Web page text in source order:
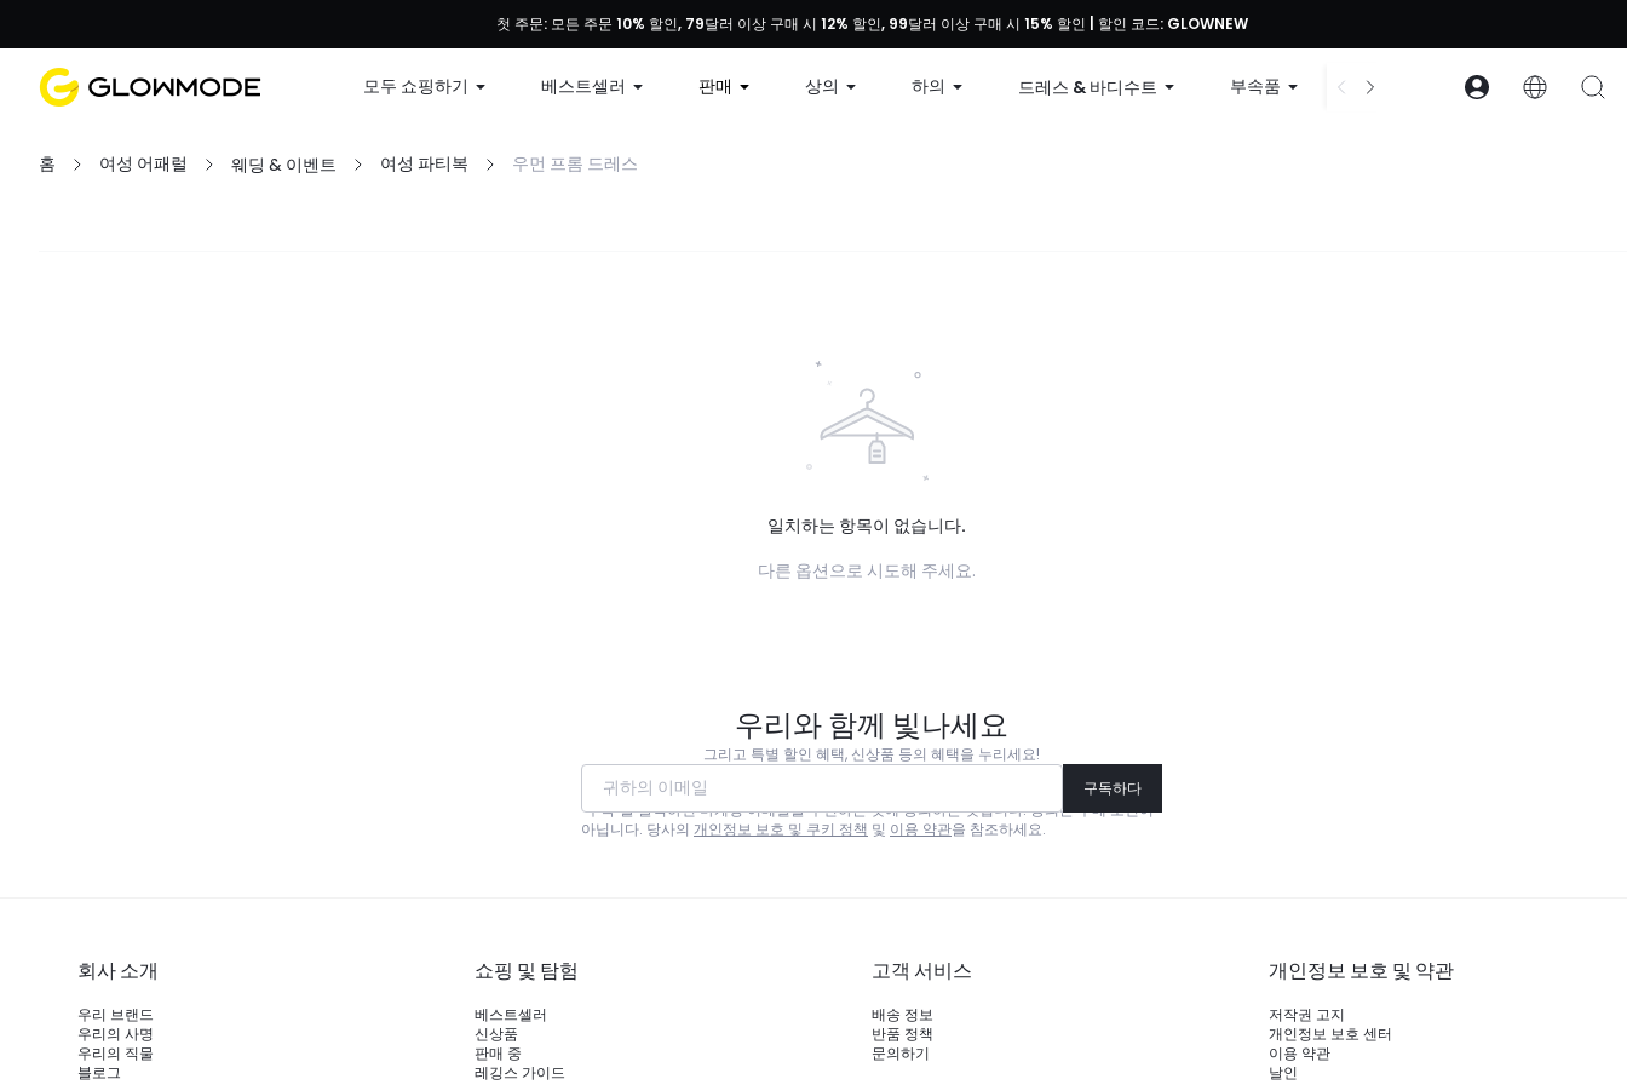
첫 주문: 모든 주문 10% 할인, 79달러 이상 구매 시 12% 할인, 99달러 이상 구매 시 15% 할인 | 할인 코드: GLOWNEW
49달러 이상 구매 시 무료 배송
모두 쇼핑하기 베스트셀러 판매 상의 하의 드레스 & 바디수트 부속품 컬렉션 구조 회사
홈 여성 어패럴 웨딩 & 이벤트 여성 파티복 우먼 프롬 드레스
일치하는 항목이 없습니다.
다른 옵션으로 시도해 주세요.
우리와 함께 빛나세요
그리고 특별 할인 혜택, 신상품 등의 혜택을 누리세요!
귀하의 이메일
구독하다
"구독"을 클릭하면 마케팅 이메일을 수신하는 것에 동의하는 것입니다. 동의는 구매 조건이
아닙니다. 당사의 개인정보 보호 및 쿠키 정책 및 이용 약관을 참조하세요.
회사 소개
우리 브랜드
우리의 사명
우리의 직물
블로그
쇼핑 및 탐험
베스트셀러
신상품
판매 중
레깅스 가이드
고객 서비스
배송 정보
반품 정책
문의하기
개인정보 보호 및 약관
저작권 고지
개인정보 보호 센터
이용 약관
날인